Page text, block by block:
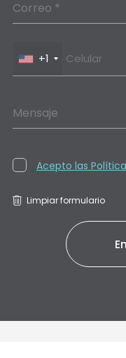
Correo *
+1
Mensaje
Acepto las
Limpiar formulario